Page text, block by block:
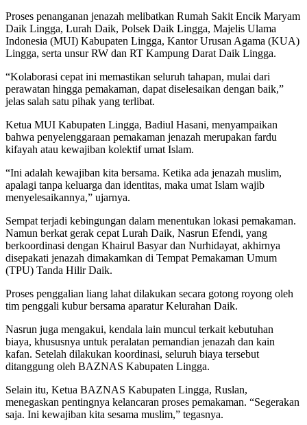
Proses penanganan jenazah melibatkan Rumah Sakit Encik Maryam
Daik Lingga, Lurah Daik, Polsek Daik Lingga, Majelis Ulama
Indonesia (MUI) Kabupaten Lingga, Kantor Urusan Agama (KUA)
Lingga, serta unsur RW dan RT Kampung Darat Daik Lingga.
“Kolaborasi cepat ini memastikan seluruh tahapan, mulai dari
perawatan hingga pemakaman, dapat diselesaikan dengan baik,”
jelas salah satu pihak yang terlibat.
Ketua MUI Kabupaten Lingga, Badiul Hasani, menyampaikan
bahwa penyelenggaraan pemakaman jenazah merupakan fardu
kifayah atau kewajiban kolektif umat Islam.
“Ini adalah kewajiban kita bersama. Ketika ada jenazah muslim,
apalagi tanpa keluarga dan identitas, maka umat Islam wajib
menyelesaikannya,” ujarnya.
Sempat terjadi kebingungan dalam menentukan lokasi pemakaman.
Namun berkat gerak cepat Lurah Daik, Nasrun Efendi, yang
berkoordinasi dengan Khairul Basyar dan Nurhidayat, akhirnya
disepakati jenazah dimakamkan di Tempat Pemakaman Umum
(TPU) Tanda Hilir Daik.
Proses penggalian liang lahat dilakukan secara gotong royong oleh
tim penggali kubur bersama aparatur Kelurahan Daik.
Nasrun juga mengakui, kendala lain muncul terkait kebutuhan
biaya, khususnya untuk peralatan pemandian jenazah dan kain
kafan. Setelah dilakukan koordinasi, seluruh biaya tersebut
ditanggung oleh BAZNAS Kabupaten Lingga.
Selain itu, Ketua BAZNAS Kabupaten Lingga, Ruslan,
menegaskan pentingnya kelancaran proses pemakaman. “Segerakan
saja. Ini kewajiban kita sesama muslim,” tegasnya.